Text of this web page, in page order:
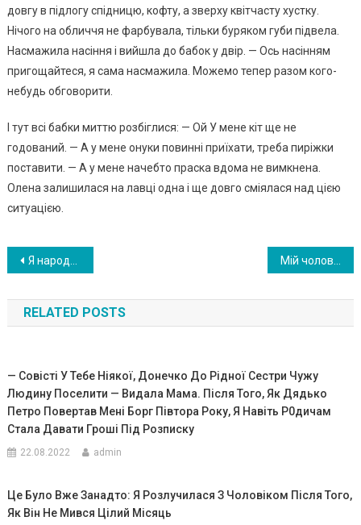
довгу в підлогу спідницю, кофту, а зверху квітчасту хустку.
Нічого на обличчя не фарбувала, тільки буряком губи підвела.
Насмажила насіння і вийшла до бабок у двір. — Ось насінням
пригощайтеся, я сама насмажила. Можемо тепер разом кого-
небудь обговорити.
І тут всі бабки миттю розбіглися: — Ой У мене кіт ще не
годований. — А у мене онуки повинні приїхати, треба пиріжки
поставити. — А у мене начебто праска вдома не вимкнена.
Олена залишилася на лавці одна і ще довго сміялася над цією
ситуацією.
Навигация
по
записям
Я народила дітей від свого свекра — а чоловік нічого не знав. Через роки, я поплатилася за свій вчинок …
RELATED POSTS
— Совісті У Тебе Ніякої, Донечко До Рідної Сестри Чужу
Людину Поселити — Видала Мама. Після Того, Як Дядько
Петро Повертав Мені Борг Півтора Року, Я Навіть Р0дичам
Стала Давати Гроші Під Розписку
22.08.2022 admin
Це Було Вже Занадто: Я Розлучилася З Чоловіком Після Того,
Як Він Не Мився Цілий Місяць